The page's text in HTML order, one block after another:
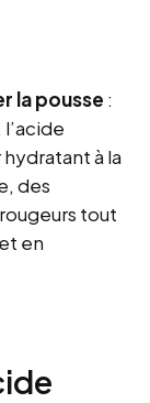
la pousse :
à la
des
tout
en